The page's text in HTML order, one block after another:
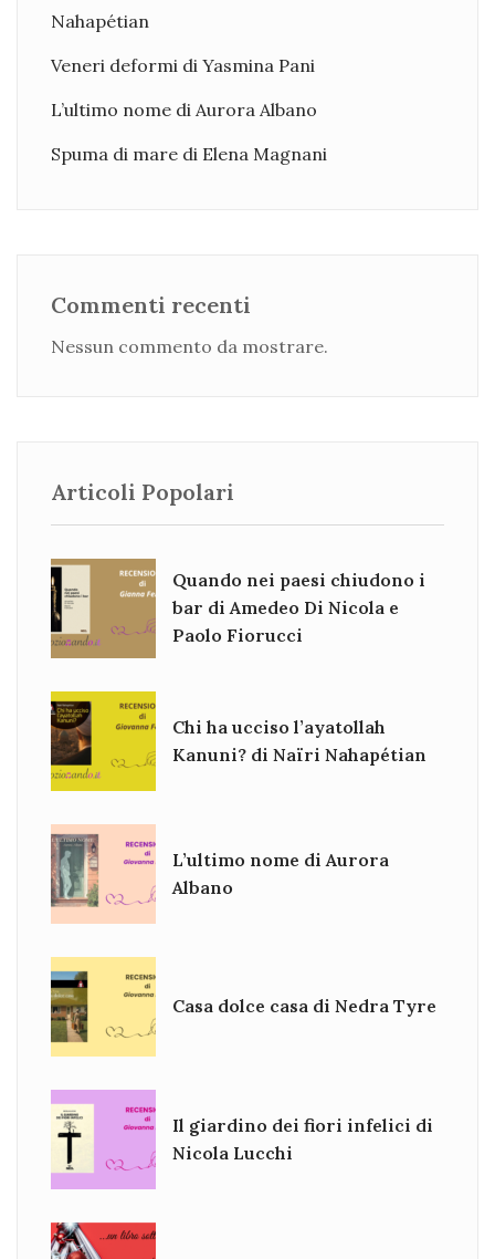
Nahapétian
Veneri deformi di Yasmina Pani
L’ultimo nome di Aurora Albano
Spuma di mare di Elena Magnani
Commenti recenti
Nessun commento da mostrare.
Articoli Popolari
Quando nei paesi chiudono i
bar di Amedeo Di Nicola e
Paolo Fiorucci
Chi ha ucciso l’ayatollah
Kanuni? di Naïri Nahapétian
L’ultimo nome di Aurora
Albano
Casa dolce casa di Nedra Tyre
Il giardino dei fiori infelici di
Nicola Lucchi